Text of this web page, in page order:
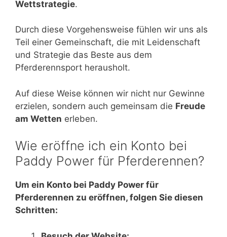
Wettstrategie.
Durch diese Vorgehensweise fühlen wir uns als
Teil einer Gemeinschaft, die mit Leidenschaft
und Strategie das Beste aus dem
Pferderennsport herausholt.
Auf diese Weise können wir nicht nur Gewinne
erzielen, sondern auch gemeinsam die Freude
am Wetten erleben.
Wie eröffne ich ein Konto bei
Paddy Power für Pferderennen?
Um ein Konto bei Paddy Power für
Pferderennen zu eröffnen, folgen Sie diesen
Schritten: